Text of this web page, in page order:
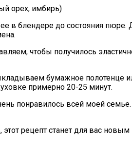
орех, имбирь)
в блендере до состояния
чтобы получилось
бумажное
примерно 20-25 минут.
понравилось всей моей
рецепт станет для вас